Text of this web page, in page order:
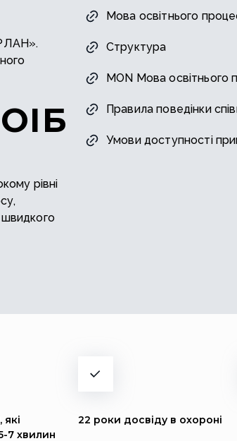
рівні
швидкого
Мова освітнього
Структура
MON Мова освітнього
Правила поведінки
Умови доступності
які
7 хвилин
22 роки досвіду в охороні